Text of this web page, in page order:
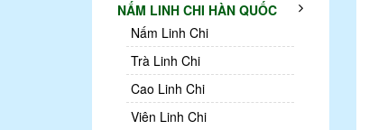
NẤM LINH CHI HÀN QUỐC
Nấm Linh Chi
Trà Linh Chi
Cao Linh Chi
Viên Linh Chi